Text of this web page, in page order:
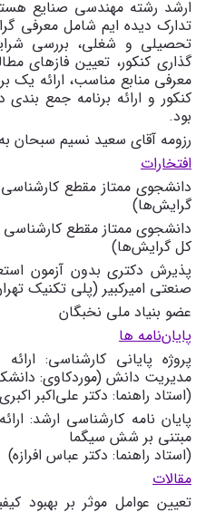
ارشد رشته مهندسی صنایع
تدارک دیده ایم شامل معرفی
تحصیلی و شغلی، بررسی
گذاری کنکور، تعیین فازهای
معرفی منابع مناسب، ارائه یک
کنکور و ارائه برنامه جمع
بود.
رزومه آقای سعید نسیم سبحان
افتخارات
گرایش‌ها)
کل گرایش‌ها)
پذیرش دکتری بدون آزمون
صنعتی امیرکبیر (پلی تکنیک
عضو بنیاد ملی نخبگان
پایان‌نامه ها
پروژه پایانی کارشناسی:
مدیریت دانش (موردکاوی:
(استاد راهنما: دکتر علی‌اکبر
پایان‌ نامه کارشناسی ارشد:
مبتنی بر شش سیگما
(استاد راهنما: دکتر عباس افرازه)
مقالات
تعیین عوامل موثر بر بهبود